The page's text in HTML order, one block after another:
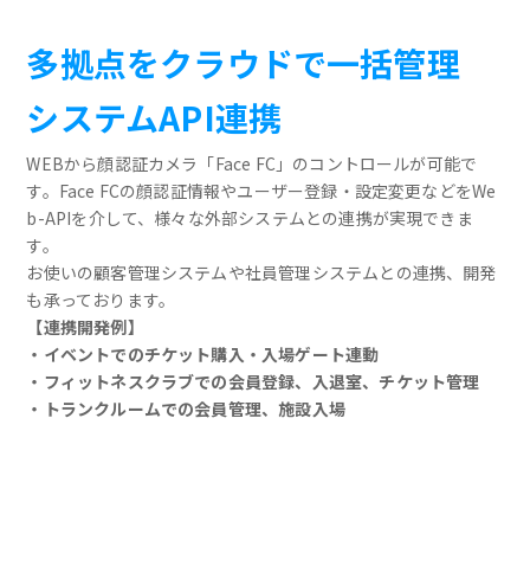
多拠点をクラウドで一括管理
システムAPI連携
WEBから顔認証カメラ「Face FC」のコントロールが可能で
す。Face FCの顔認証情報やユーザー登録・設定変更などをWe
b-APIを介して、様々な外部システムとの連携が実現できま
す。
お使いの顧客管理システムや社員管理システムとの連携、開発
も承っております。
【連携開発例】
・イベントでのチケット購入・入場ゲート連動
・フィットネスクラブでの会員登録、入退室、チケット管理
・トランクルームでの会員管理、施設入場